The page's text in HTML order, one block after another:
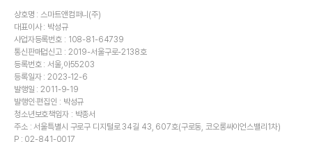
상호명 : 스마트앤컴퍼니(주)
대표이사 : 박성규
사업자등록번호 : 108-81-64739
통신판매업신고 : 2019-서울구로-2138호
등록번호 : 서울,아55203
등록일자 : 2023-12-6
발행일 : 2011-9-19
발행인·편집인 : 박성규
청소년보호책임자 : 박종서
주소 : 서울특별시 구로구 디지털로 34길 43, 607호(구로동, 코오롱싸이언스밸리1차)
P : 02-841-0017